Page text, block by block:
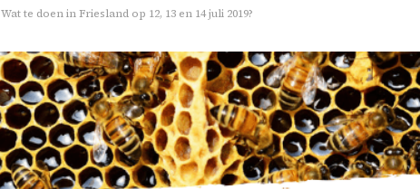
Wat te doen in Friesland op 12, 13 en 14 juli 2019?